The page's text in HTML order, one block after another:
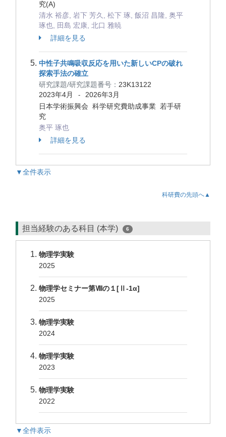
究(A)
清水 裕彦, 岩下 芳久, 松下 琢, 飯沼 昌隆, 奥平
琢也, 田島 宏康, 北口 雅暁
詳細を見る
中性子共鳴吸収反応を用いた新しいCPの破れ
探索手法の確立
研究課題/研究課題番号： 23K13122
2023年4月
-
2026年3月
日本学術振興会 科学研究費助成事業 若手研
究
奥平 琢也
詳細を見る
▼全件表示
科研費の先頭へ▲
担当経験のある科目 (本学) 6
物理学実験
2025
物理学セミナー第Ⅷの１[Ⅱ-1α]
2025
物理学実験
2024
物理学実験
2023
物理学実験
2022
▼全件表示